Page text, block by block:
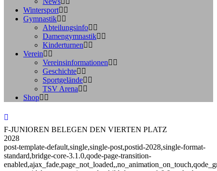
Wintersport
Gymnastik
Abteilungsinfo
Damengymnastik
Kinderturnen
Verein
Vereinsinformationen
Geschichte
Sportgelände
TSV Arena
Shop
F-JUNIOREN BELEGEN DEN VIERTEN PLATZ
2028
post-template-default,single,single-post,postid-2028,single-format-
standard,bridge-core-3.1.0,qode-page-transition-